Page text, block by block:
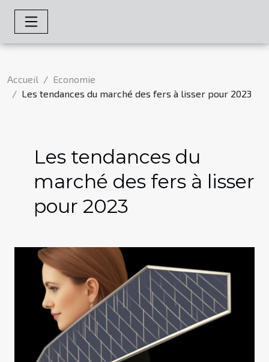
Accueil
Economie
Les tendances du marché des fers à lisser pour 2023
Les tendances du
marché des fers à lisser
pour 2023